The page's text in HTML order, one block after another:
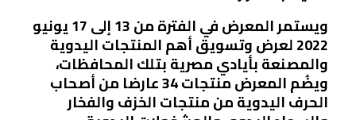
ويستمر المعرض في الفترة من 13 إلى 17 يونيو
2022 لعرض وتسويق أهم المنتجات اليدوية
والمصنعة بأيادي مصرية بتلك المحافظات،
ويضُم المعرض منتجات 34 عارضا من أصحاب
الحرف اليدوية من منتجات الخزف والفخار